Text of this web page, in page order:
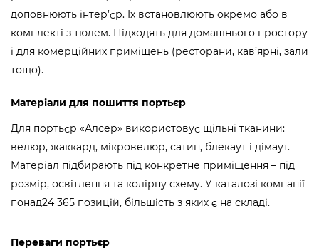
доповнюють інтер’єр. Їх встановлюють окремо або в
комплекті з тюлем. Підходять для домашнього простору
і для комерційних приміщень (ресторани, кав’ярні, зали
тощо).
Матеріали для пошиття портьєр
Для портьєр «Алсер» використовує щільні тканини:
велюр, жаккард, мікровелюр, сатин, блекаут і дімаут.
Матеріал підбирають під конкретне приміщення – під
розмір, освітлення та колірну схему. У каталозі компанії
понад24 365 позицій, більшість з яких є на складі.
Переваги портьєр